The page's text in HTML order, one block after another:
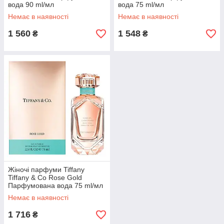
вода 90 ml/мл
Немає в наявності
1 560 ₴
вода 75 ml/мл
Немає в наявності
1 548 ₴
Жіночі парфуми Tiffany
Tiffany & Co Rose Gold
Парфумована вода 75 ml/мл
Немає в наявності
1 716 ₴